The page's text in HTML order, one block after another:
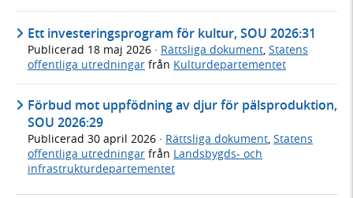
Ett investeringsprogram för kultur, SOU 2026:31
Publicerad 18 maj 2026 · Rättsliga dokument Statens
offentliga utredningar från Kulturdepartementet
Förbud mot uppfödning av djur för pälsproduktion,
SOU 2026:29
Publicerad 30 april 2026 · Rättsliga dokument, Statens
offentliga utredningar från Landsbygds- och
infrastrukturdepartementet